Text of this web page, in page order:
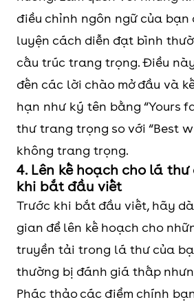
điều chỉnh ngôn ngữ của bạn
luyện cách diễn đạt bình
cấu trúc trang trọng. Điều
đến các lời chào mở đầu và
hạn như ký tên bằng “Yours
thư trang trọng so với “Best
không trang trọng.
4. Lên kế hoạch cho lá
khi bắt đầu viết
Trước khi bắt đầu viết, hãy
gian để lên kế hoạch cho
truyền tải trong lá thư của
thường bị đánh giá thấp
Phác thảo các điểm chính